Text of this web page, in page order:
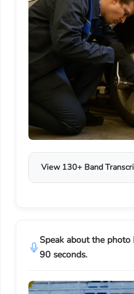
View 130+ Band
Speak about the
90 seconds.